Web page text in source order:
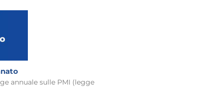
annuale sulle PMI (legge